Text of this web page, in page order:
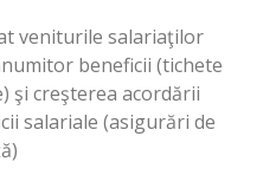
veniturile salariaţilor
beneficii (tichete
şi creşterea acordării
salariale (asigurări de